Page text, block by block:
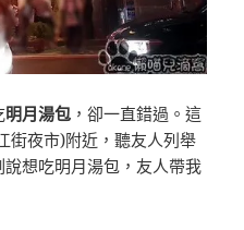
明月湯包 ，卻一直錯過。這
街夜市)附近，聽友人列舉
想吃明月湯包，友人帶我